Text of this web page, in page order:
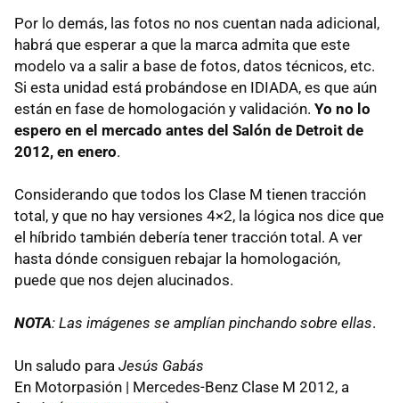
Por lo demás, las fotos no nos cuentan nada adicional,
habrá que esperar a que la marca admita que este
modelo va a salir a base de fotos, datos técnicos, etc.
Si esta unidad está probándose en IDIADA, es que aún
están en fase de homologación y validación. Yo no lo
espero en el mercado antes del Salón de Detroit de
2012, en enero.
Considerando que todos los Clase M tienen tracción
total, y que no hay versiones 4×2, la lógica nos dice que
el híbrido también debería tener tracción total. A ver
hasta dónde consiguen rebajar la homologación,
puede que nos dejen alucinados.
NOTA: Las imágenes se amplían pinchando sobre ellas.
Un saludo para Jesús Gabás
En Motorpasión | Mercedes-Benz Clase M 2012, a